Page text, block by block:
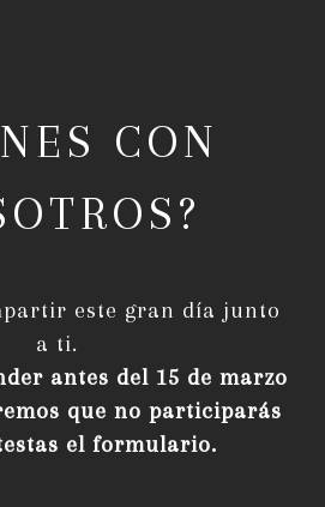
CON
este gran día junto
a ti.
antes del 15 de marzo
que no participarás
el formulario.